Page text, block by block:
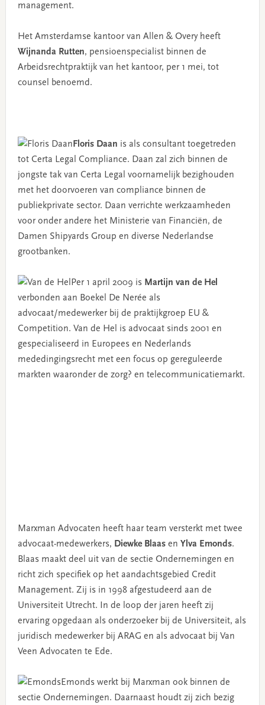
management.
Het Amsterdamse kantoor van Allen & Overy heeft
Wijnanda Rutten, pensioenspecialist binnen de
Arbeidsrechtpraktijk van het kantoor, per 1 mei, tot
counsel benoemd.
Floris Daan is als consultant toegetreden
tot Certa Legal Compliance. Daan zal zich binnen de
jongste tak van Certa Legal voornamelijk bezighouden
met het doorvoeren van compliance binnen de
publiekprivate sector. Daan verrichte werkzaamheden
voor onder andere het Ministerie van Financiën, de
Damen Shipyards Group en diverse Nederlandse
grootbanken.
Per 1 april 2009 is Martijn van de Hel
verbonden aan Boekel De Nerée als
advocaat/medewerker bij de praktijkgroep EU &
Competition. Van de Hel is advocaat sinds 2001 en
gespecialiseerd in Europees en Nederlands
mededingingsrecht met een focus op gereguleerde
markten waaronder de zorg? en telecommunicatiemarkt.
Marxman Advocaten heeft haar team versterkt met twee
advocaat-medewerkers, Diewke Blaasen Ylva Emonds.
Blaas maakt deel uit van de sectie Ondernemingen en
richt zich specifiek op het aandachtsgebied Credit
Management. Zij is in 1998 afgestudeerd aan de
Universiteit Utrecht. In de loop der jaren heeft zij
ervaring opgedaan als onderzoeker bij de Universiteit, als
juridisch medewerker bij ARAG en als advocaat bij Van
Veen Advocaten te Ede.
Emonds werkt bij Marxman ook binnen de
sectie Ondernemingen. Daarnaast houdt zij zich bezig